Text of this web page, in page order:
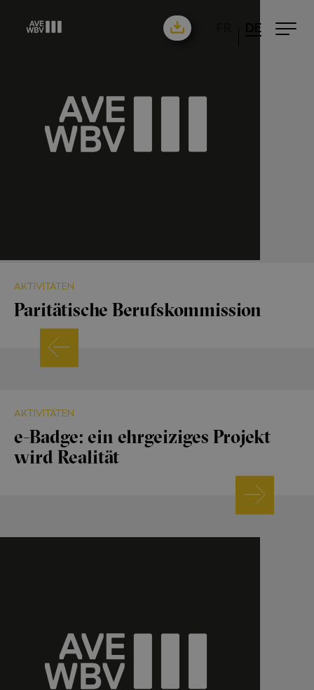
DE
AKTIVITÄTEN
Paritätische Berufskommission
AKTIVITÄTEN
e-Badge: ein ehrgeiziges Projekt
wird Realität